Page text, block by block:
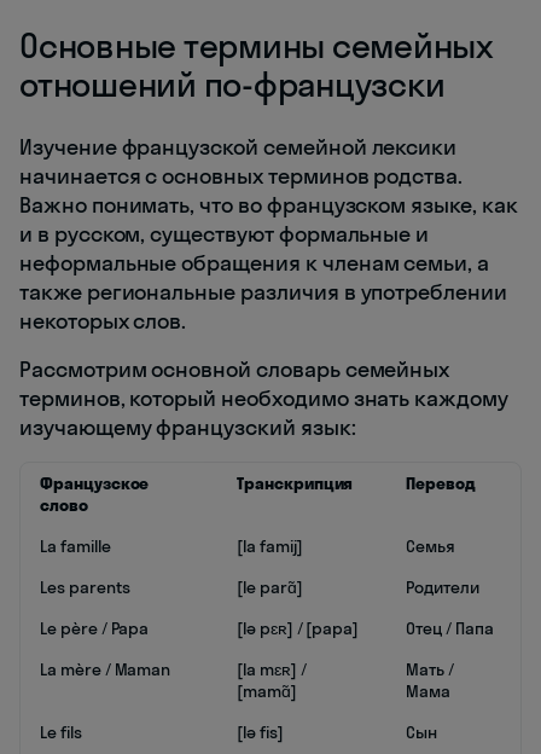
Основные термины семейных
отношений по-французски
Изучение французской семейной лексики
начинается с основных терминов родства.
Важно понимать, что во французском языке, как
и в русском, существуют формальные и
неформальные обращения к членам семьи, а
также региональные различия в употреблении
некоторых слов.
Рассмотрим основной словарь семейных
терминов, который необходимо знать каждому
изучающему французский язык:
Французское
слово
Транскрипция Перевод
La famille [la famij]
Семья
Les parents
[le parɑ̃]
Родители
Le père / Papa
[lə pɛʀ] / [papa]
Отец / Папа
La mère / Maman
[la mɛʀ] /
[mamɑ̃]
Мать /
Мама
Le fils
[lə fis]
Сын